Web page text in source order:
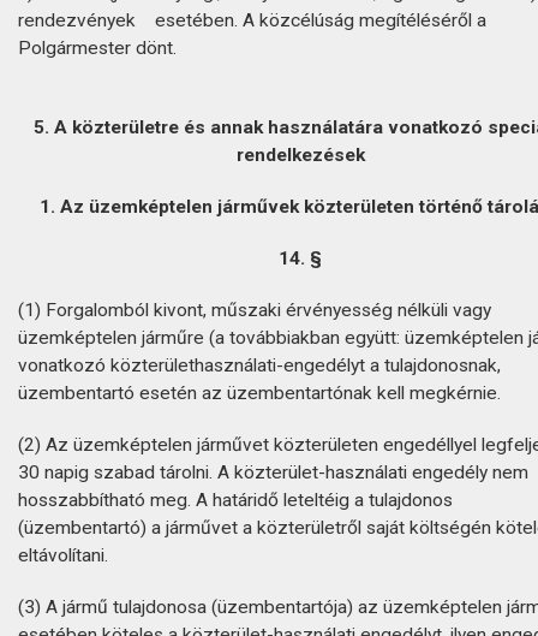
rendezvények esetében. A közcélúság megítéléséről a
Polgármester dönt.
5. A közterületre és annak használatára vonatkozó
rendelkezések
1. Az üzemképtelen járművek közterületen történő
14. §
(1) Forgalomból kivont, műszaki érvényesség nélküli vagy
üzemképtelen járműre (a továbbiakban együtt: üzemképtelen
vonatkozó közterülethasználati-engedélyt a tulajdonosnak,
üzembentartó esetén az üzembentartónak kell megkérnie.
(2) Az üzemképtelen járművet közterületen engedéllyel
30 napig szabad tárolni. A közterület-használati engedély nem
hosszabbítható meg. A határidő leteltéig a tulajdonos
(üzembentartó) a járművet a közterületről saját költségén
eltávolítani.
(3) A jármű tulajdonosa (üzembentartója) az üzemképtelen